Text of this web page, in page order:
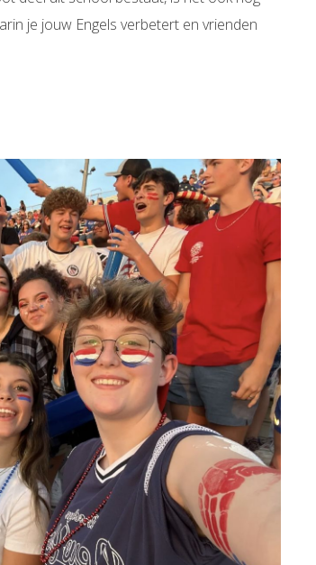
je jouw Engels verbetert en vrienden